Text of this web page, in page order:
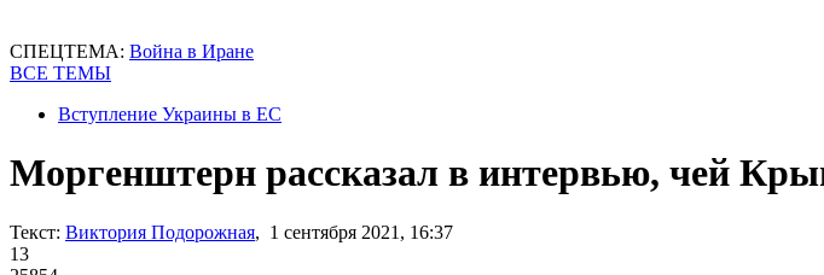
СПЕЦТЕМА: Война в Иране
ВСЕ ТЕМЫ
Вступление Украины в ЕС
Моргенштерн рассказал в интервью, чей
Текст: Виктория Подорожная, 1 сентября 2021, 16:37
13